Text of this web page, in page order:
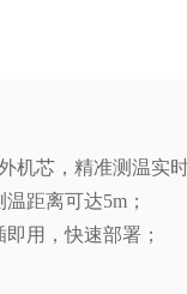
机芯，精准测温实
距离可达5m；
用，快速部署；